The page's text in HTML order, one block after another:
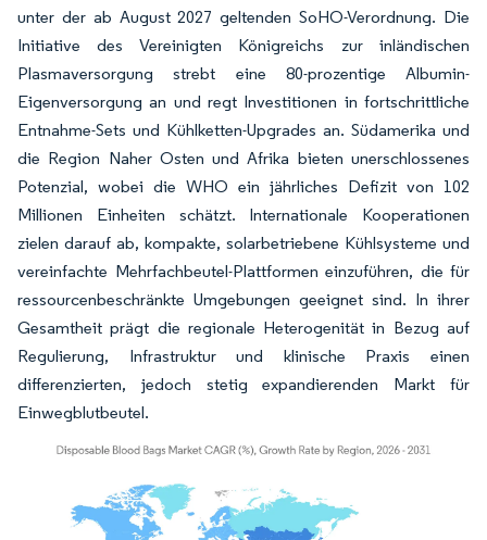
unter der ab August 2027 geltenden SoHO-Verordnung. Die
Initiative des Vereinigten Königreichs zur inländischen
Plasmaversorgung strebt eine 80-prozentige Albumin-
Eigenversorgung an und regt Investitionen in fortschrittliche
Entnahme-Sets und Kühlketten-Upgrades an. Südamerika und
die Region Naher Osten und Afrika bieten unerschlossenes
Potenzial, wobei die WHO ein jährliches Defizit von 102
Millionen Einheiten schätzt. Internationale Kooperationen
zielen darauf ab, kompakte, solarbetriebene Kühlsysteme und
vereinfachte Mehrfachbeutel-Plattformen einzuführen, die für
ressourcenbeschränkte Umgebungen geeignet sind. In ihrer
Gesamtheit prägt die regionale Heterogenität in Bezug auf
Regulierung, Infrastruktur und klinische Praxis einen
differenzierten, jedoch stetig expandierenden Markt für
Einwegblutbeutel.